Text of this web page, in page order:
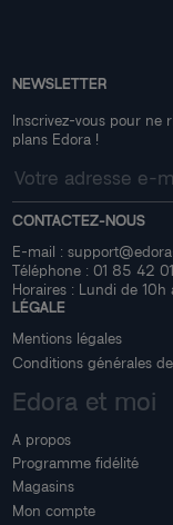
NEWSLETTER
Inscrivez-vous pour ne
plans Edora !
CONTACTEZ-NOUS
E-mail :
Téléphone : 01 85 42
Horaires : Lundi de
LÉGALE
Mentions légales
Conditions générales
Edora et moi
A propos
Programme fidélité
Magasins
Mon compte